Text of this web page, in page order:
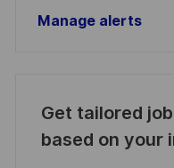
Manage alerts
Get tailored
based on your